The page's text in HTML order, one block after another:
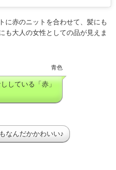
に赤のニットを合わせて、髪にも
大人の女性としての品が見えま
青色
している「赤」
なんだかかわいい♪